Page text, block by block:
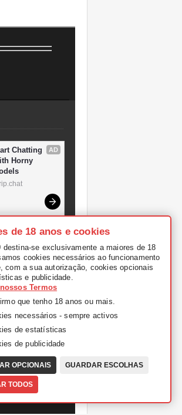
de 18 anos e cookies
destina-se exclusivamente a maiores de 18
cookies necessários ao funcionamento
com a sua autorização, cookies opcionais
e publicidade.
Termos
que tenho 18 anos ou mais.
necessários - sempre activos
de estatísticas
de publicidade
OPCIONAIS GUARDAR ESCOLHAS
TODOS